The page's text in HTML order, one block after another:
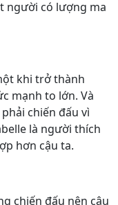
người có lượng ma
khi trở thành
mạnh to lớn. Và
chiến đấu vì
là người thích
hơn cậu ta.
chiến đấu nên cậu